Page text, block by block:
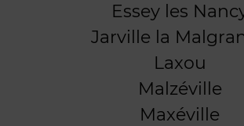
Essey les
Jarville la
Laxou
Malzéville
Maxéville